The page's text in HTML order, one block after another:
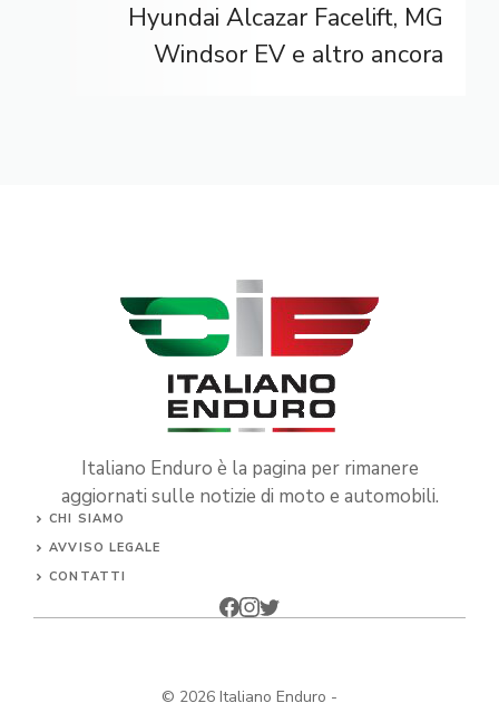
Hyundai Alcazar Facelift, MG
Windsor EV e altro ancora
Italiano Enduro è la pagina per rimanere
aggiornati sulle notizie di moto e automobili.
CHI SIAMO
AVVISO LEGALE
CONTATTI
© 2026 Italiano Enduro -